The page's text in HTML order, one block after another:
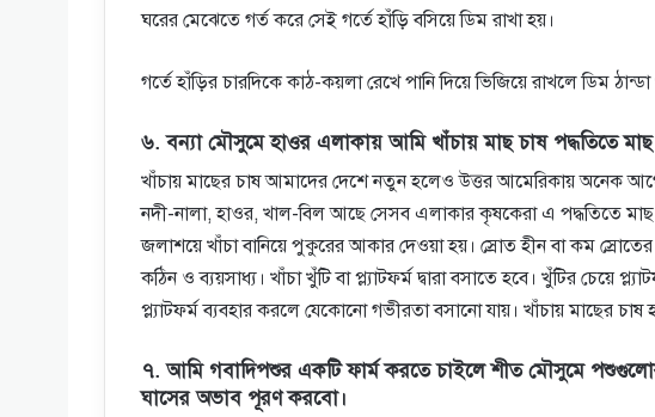
ঘরের মেঝেতে গর্ত করে সেই গর্তে হাঁড়ি বসিয়ে ডিম রাখা হয়।
গর্তে হাঁড়ির চারদিকে কাঠ-কয়লা রেখে পানি দিয়ে ভিজিয়ে রাখলে ডিম
৬. বন্যা মৌসুমে হাওর এলাকায় আমি খাঁচায় মাছ চাষ পদ্ধতিতে
খাঁচায় মাছের চাষ আমাদের দেশে নতুন হলেও উত্তর আমেরিকায় অনেক
নদী-নালা, হাওর, খাল-বিল আছে সেসব এলাকার কৃষকেরা এ পদ্ধতিতে
জলাশয়ে খাঁচা বানিয়ে পুকুরের আকার দেওয়া হয়। স্রোত হীন বা কম স্রোতের
কঠিন ও ব্যয়সাধ্য। খাঁচা খুঁটি বা প্ল্যাটফর্ম দ্বারা বসাতে হবে। খুঁটির চেয়ে
প্ল্যাটফর্ম ব্যবহার করলে যেকোনো গভীরতা বসানো যায়। খাঁচায় মাছের চাষ
৭. আমি গবাদিপশুর একটি ফার্ম করতে চাইলে শীত মৌসুমে
ঘাসের অভাব পূরণ করবো।